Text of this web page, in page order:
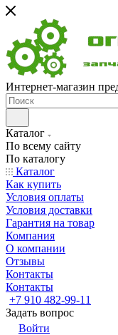
Интернет-магазин
Каталог
По всему сайту
По каталогу
Каталог
Как купить
Условия оплаты
Условия доставки
Гарантия на товар
Компания
О компании
Отзывы
Контакты
Контакты
+7 910 482-99-11
Задать вопрос
Войти